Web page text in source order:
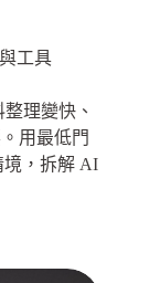
工具
理變快、
用最低門
境，拆解 AI